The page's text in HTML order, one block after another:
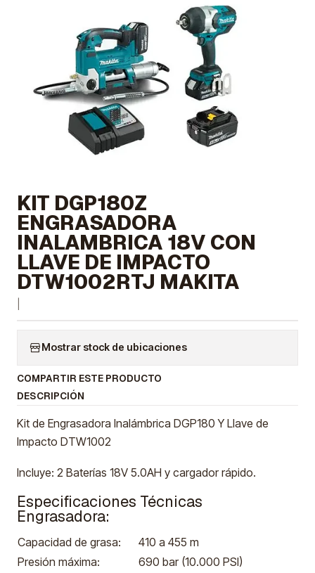
KIT DGP180Z
ENGRASADORA
INALAMBRICA 18V CON
LLAVE DE IMPACTO
DTW1002RTJ MAKITA
Mostrar stock de ubicaciones
COMPARTIR ESTE PRODUCTO
DESCRIPCIÓN
Kit de Engrasadora Inalámbrica DGP180 Y Llave de
Impacto DTW1002
Incluye: 2 Baterías 18V 5.0AH y cargador rápido.
Especificaciones Técnicas
Engrasadora:
Capacidad de grasa:
410 a 455 m
Presión máxima:
690 bar (10.000 PSI)